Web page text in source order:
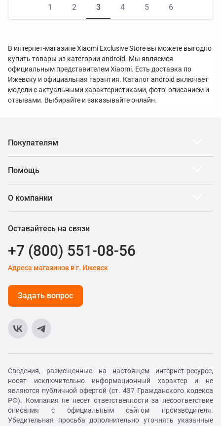
1 2 3 4 5 6
В интернет-магазине Xiaomi Exclusive Store вы можете выгодно
купить товары из категории android. Мы являемся
официальным представителем Xiaomi. Есть доставка по
Ижевску и официальная гарантия. Каталог android включает
модели с актуальными характеристиками, фото, описанием и
отзывами. Выбирайте и заказывайте онлайн.
Покупателям
Помощь
О компании
Оставайтесь на связи
+7 (800) 551-08-56
Адреса магазинов в г. Ижевск
Задать вопрос
Сведения, размещенные на настоящем интернет-ресурсе,
носят исключительно информационный характер и не
являются публичной офертой (ст. 437 Гражданского кодекса
РФ). Компания не несет ответственности за несоответствие
описания с официальным сайтом производителя.
Убедительная просьба дополнительно уточнять указанные